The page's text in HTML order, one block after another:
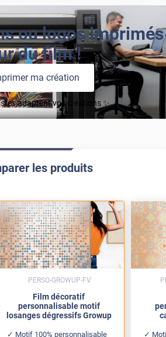
ou logos imprimés
du film !
ma création
adaptent vos créations ✨
les produits
Film décoratif
personnalisable motif
losanges dégressifs Growup
Motif 100% personnalisable
PERSO-GROWUP-FV